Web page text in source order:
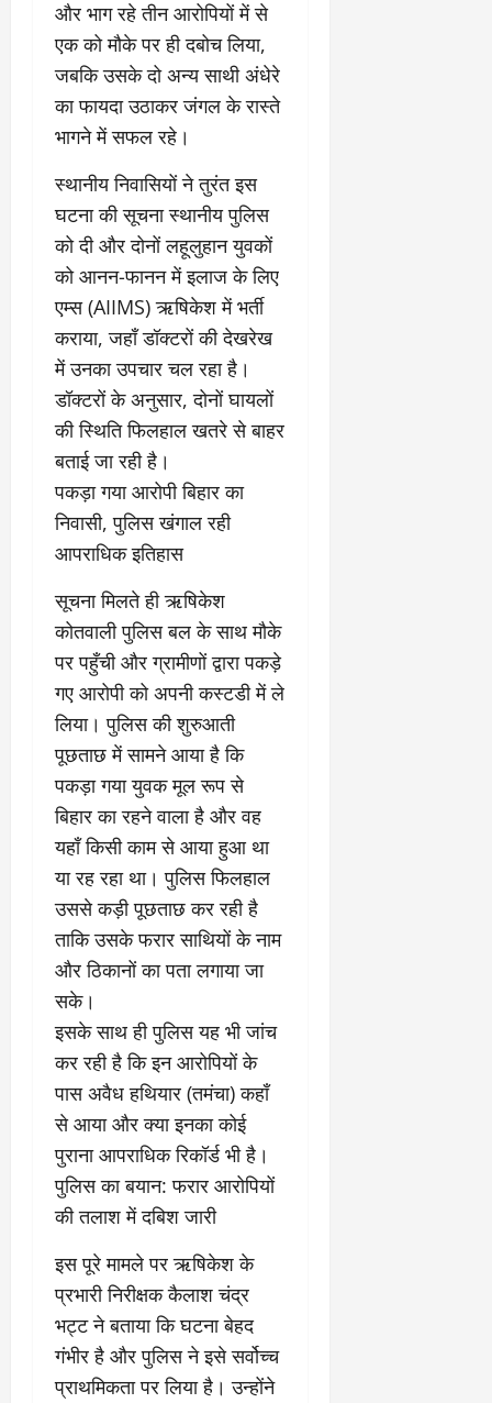
और भाग रहे तीन आरोपियों में से
एक को मौके पर ही दबोच लिया,
जबकि उसके दो अन्य साथी अंधेरे
का फायदा उठाकर जंगल के रास्ते
भागने में सफल रहे।
​स्थानीय निवासियों ने तुरंत इस
घटना की सूचना स्थानीय पुलिस
को दी और दोनों लहूलुहान युवकों
को आनन-फानन में इलाज के लिए
एम्स (AIIMS) ऋषिकेश में भर्ती
कराया, जहाँ डॉक्टरों की देखरेख
में उनका उपचार चल रहा है।
डॉक्टरों के अनुसार, दोनों घायलों
की स्थिति फिलहाल खतरे से बाहर
बताई जा रही है।
​पकड़ा गया आरोपी बिहार का
निवासी, पुलिस खंगाल रही
आपराधिक इतिहास
​सूचना मिलते ही ऋषिकेश
कोतवाली पुलिस बल के साथ मौके
पर पहुँची और ग्रामीणों द्वारा पकड़े
गए आरोपी को अपनी कस्टडी में ले
लिया। पुलिस की शुरुआती
पूछताछ में सामने आया है कि
पकड़ा गया युवक मूल रूप से
बिहार का रहने वाला है और वह
यहाँ किसी काम से आया हुआ था
या रह रहा था। पुलिस फिलहाल
उससे कड़ी पूछताछ कर रही है
ताकि उसके फरार साथियों के नाम
और ठिकानों का पता लगाया जा
सके।
​इसके साथ ही पुलिस यह भी जांच
कर रही है कि इन आरोपियों के
पास अवैध हथियार (तमंचा) कहाँ
से आया और क्या इनका कोई
पुराना आपराधिक रिकॉर्ड भी है।
​पुलिस का बयान: फरार आरोपियों
की तलाश में दबिश जारी
​इस पूरे मामले पर ऋषिकेश के
प्रभारी निरीक्षक कैलाश चंद्र
भट्ट ने बताया कि घटना बेहद
गंभीर है और पुलिस ने इसे सर्वोच्च
प्राथमिकता पर लिया है। उन्होंने